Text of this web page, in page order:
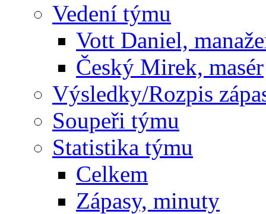
Vedení týmu
Vott Daniel,
Český Mirek, masér
Výsledky/Rozpis
Soupeři týmu
Statistika týmu
Celkem
Zápasy, minuty